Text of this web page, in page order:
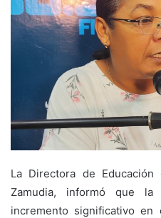
La Directora de
Zamudia, informó que la
incremento significativo en